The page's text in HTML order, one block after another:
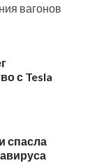
вагонов
с Tesla
спасла